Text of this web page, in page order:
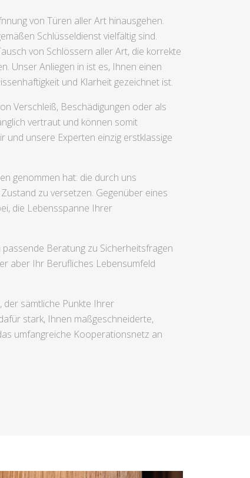
von Türen aller Art hinausgehen.
Schlüsseldienst vielfältig sind.
von Schlössern aller Art, die korrekte
Unser Anliegen in ist es, Ihnen einen
und Klarheit gezeichnet ist.
Verschleiß, Beschädigungen oder als
vertraut und können somit
und unsere Experten einzig erstklassige
genommen hat: die durch uns
zu versetzen. Gegenüber eines
die Lebensspanne Ihrer
Beratung zu Sicherheitsfragen
aber Ihr Berufliches Lebensumfeld
der sämtliche Punkte Ihrer
stark, Ihnen maßgeschneiderte,
umfangreiche Kooperationsnetz an